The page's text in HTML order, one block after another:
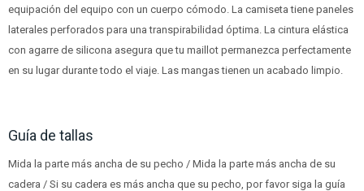
equipación del equipo con un cuerpo cómodo. La camiseta tiene paneles
laterales perforados para una transpirabilidad óptima. La cintura elástica
con agarre de silicona asegura que tu maillot permanezca perfectamente
en su lugar durante todo el viaje. Las mangas tienen un acabado limpio.
Guía de tallas
Mida la parte más ancha de su pecho / Mida la parte más ancha de su
cadera / Si su cadera es más ancha que su pecho, por favor siga la guía